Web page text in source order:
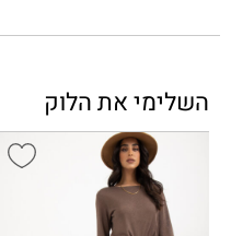
השלימי את הלוק